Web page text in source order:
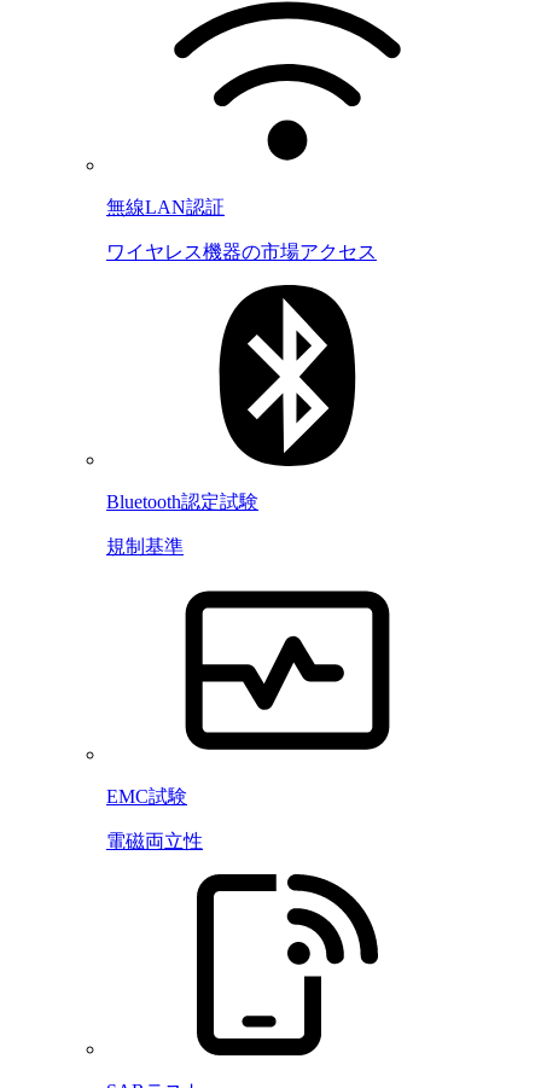
無線LAN認証
ワイヤレス機器の市場アクセス
Bluetooth認定試験
規制基準
EMC試験
電磁両立性